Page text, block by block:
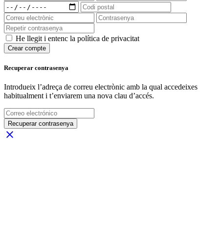
He llegit i entenc la política de privacitat
Crear compte
Recuperar contrasenya
Introdueix l’adreça de correu electrònic amb la qual accedeixes
habitualment i t’enviarem una nova clau d’accés.
Recuperar contrasenya
close